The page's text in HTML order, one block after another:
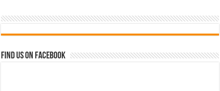
Find us on Facebook